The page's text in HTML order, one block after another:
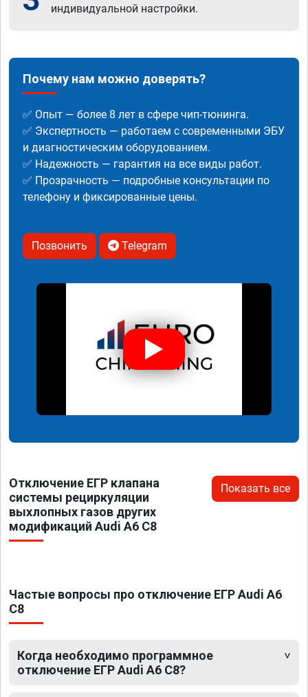
индивидуальной настройки.
Почему нам можно доверять?
✅ Опыт — более 8 лет в сфере чип-тюнинга.
✅ Экспертность — работаем с современными ЭБУ
и диагностическим оборудованием.
✅ Надежность — гарантия на все виды работ.
✅ Прозрачность — подробные консультации по
телефону и фиксированные цены.
Позвонить Telegram
Отключение ЕГР клапана
системы рециркуляции
выхлопных газов других
модификаций Audi A6 C8
Показать все
Частые вопросы про отключение ЕГР Audi A6
C8
Когда необходимо программное
отключение ЕГР Audi A6 C8?